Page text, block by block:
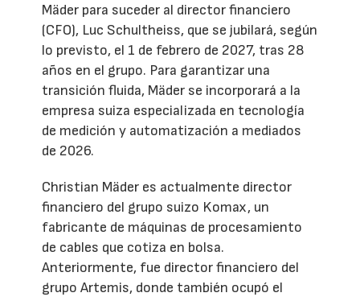
Mäder para suceder al director financiero
(CFO), Luc Schultheiss, que se jubilará, según
lo previsto, el 1 de febrero de 2027, tras 28
años en el grupo. Para garantizar una
transición fluida, Mäder se incorporará a la
empresa suiza especializada en tecnología
de medición y automatización a mediados
de 2026.
Christian Mäder es actualmente director
financiero del grupo suizo Komax, un
fabricante de máquinas de procesamiento
de cables que cotiza en bolsa.
Anteriormente, fue director financiero del
grupo Artemis, donde también ocupó el